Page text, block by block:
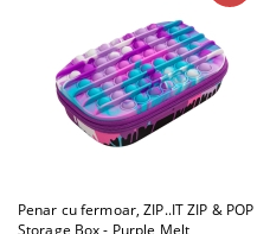
Penar cu fermoar, ZIP..IT ZIP & POP